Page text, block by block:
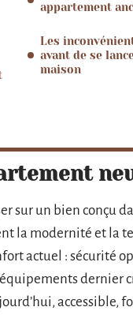
appartement
Les
avant de se
maison
sur un bien conçu
la modernité et la
actuel : sécurité
dernier
accessible,